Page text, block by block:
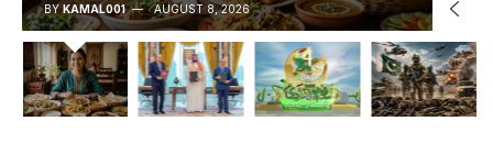
BY KAMAL001 AUGUST 8, 2026